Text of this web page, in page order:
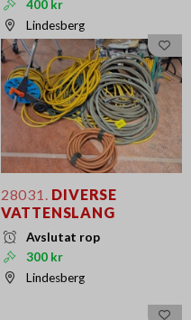
400 kr
Lindesberg
28031.
DIVERSE
VATTENSLANG
Avslutat rop
300 kr
Lindesberg